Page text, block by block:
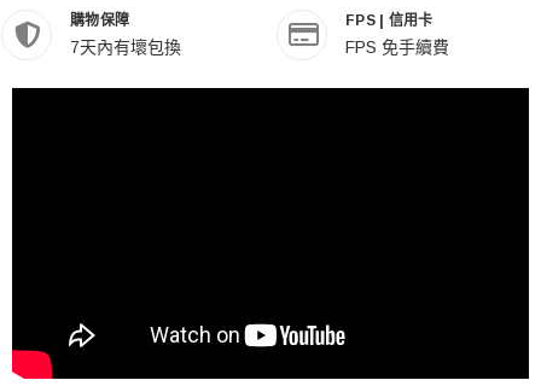
購物保障
7天內有壞包換
FPS | 信用卡
FPS 免手續費